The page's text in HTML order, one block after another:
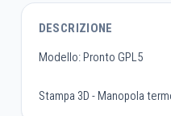
DESCRIZIONE
Modello: Pronto GPL5
Stampa 3D - Manopola